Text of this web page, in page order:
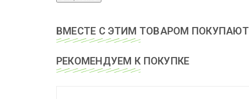
ВМЕСТЕ С ЭТИМ ТОВАРОМ ПОКУПАЮТ
РЕКОМЕНДУЕМ К ПОКУПКЕ